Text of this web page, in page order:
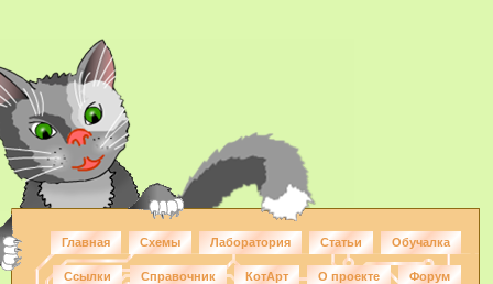
Главная Схемы Лаборатория Статьи Обучалка
Ссылки Справочник КотАрт О проекте Форум